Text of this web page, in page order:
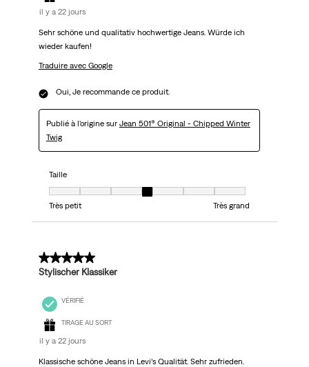
il y a 22 jours
Sehr schöne und qualitativ hochwertige Jeans. Würde ich
wieder kaufen!
Traduire avec Google
Oui, Je recommande ce produit.
Publié à l'origine sur Jean 501® Original - Chipped Winter
Twig
Taille
Taille, 4 sur 7, où 1 est égal à Très petit et 7 est égal à Très grand
Très petit
Très grand
5 sur 5 étoiles.
Stylischer Klassiker
VÉRIFIÉ
TIRAGE AU SORT
il y a 22 jours
Klassische schöne Jeans in Levi’s Qualität. Sehr zufrieden.